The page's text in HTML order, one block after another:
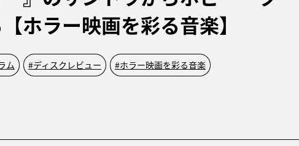
ホラー映画を彩る音楽】
ム #ディスクレビュー #ホラー映画を彩る音楽